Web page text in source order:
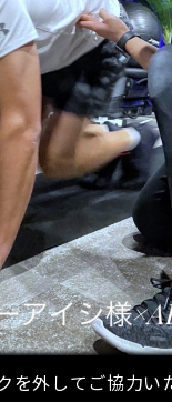
を外してご協力い